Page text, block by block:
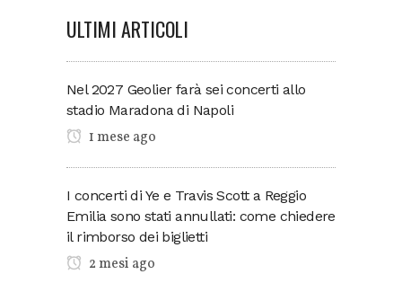
ULTIMI ARTICOLI
Nel 2027 Geolier farà sei concerti allo
stadio Maradona di Napoli
1 mese ago
I concerti di Ye e Travis Scott a Reggio
Emilia sono stati annullati: come chiedere
il rimborso dei biglietti
2 mesi ago